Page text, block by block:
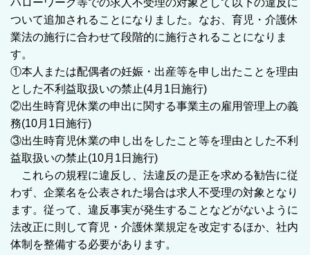
ハローワーク等での求人不受理の対象として以下の違反に
ついて追加されることになりました。なお、育児・介護休
業法の施行に合わせて段階的に施行されることになりま
す。
①本人または配偶者の妊娠・出産等を申し出たことを理由
とした不利益取扱いの禁止(4月1日施行)
②出生時育児休業の申出に関する事業主の雇用管理上の義
務(10月1日施行)
③出生時育児休業の申し出をしたこと等を理由とした不利
益取扱いの禁止(10月1日施行)
これらの規程に違反し、法違反の是正を求める勧告に従
わず、企業名を公表された場合は求人不受理の対象となり
ます。従って、違反事実が発生することなどがないように
法改正に則して育児・介護休業規定を改定するほか、社内
体制を整備する必要があります。